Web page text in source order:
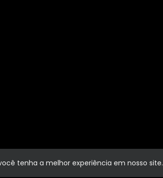
tenha a melhor experiência em nosso site.